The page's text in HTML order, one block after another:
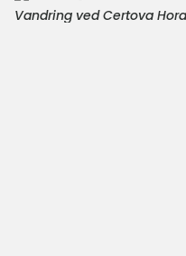
Vandring ved Certova